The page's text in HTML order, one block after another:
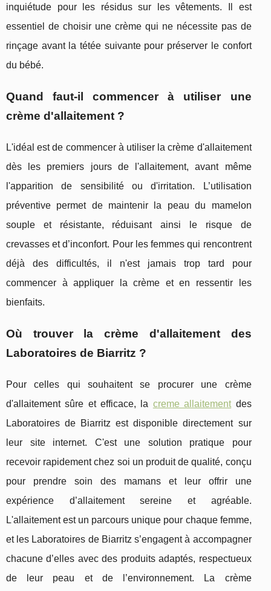
inquiétude pour les résidus sur les vêtements. Il est
essentiel de choisir une crème qui ne nécessite pas de
rinçage avant la tétée suivante pour préserver le confort
du bébé.
Quand faut-il commencer à utiliser une
crème d'allaitement ?
L'idéal est de commencer à utiliser la crème d'allaitement
dès les premiers jours de l'allaitement, avant même
l'apparition de sensibilité ou d'irritation. L’utilisation
préventive permet de maintenir la peau du mamelon
souple et résistante, réduisant ainsi le risque de
crevasses et d’inconfort. Pour les femmes qui rencontrent
déjà des difficultés, il n'est jamais trop tard pour
commencer à appliquer la crème et en ressentir les
bienfaits.
Où trouver la crème d'allaitement des
Laboratoires de Biarritz ?
Pour celles qui souhaitent se procurer une crème
d'allaitement sûre et efficace, la creme allaitementdes
Laboratoires de Biarritz est disponible directement sur
leur site internet. C'est une solution pratique pour
recevoir rapidement chez soi un produit de qualité, conçu
pour prendre soin des mamans et leur offrir une
expérience d’allaitement sereine et agréable.
L'allaitement est un parcours unique pour chaque femme,
et les Laboratoires de Biarritz s’engagent à accompagner
chacune d’elles avec des produits adaptés, respectueux
de leur peau et de l’environnement. La crème